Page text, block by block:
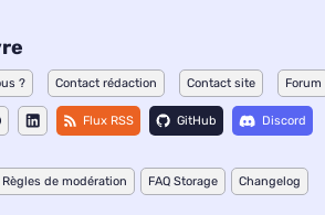
? Contact rédaction Contact site Forum
Flux RSS GitHub Discord
Règles de modération FAQ Storage Changelog